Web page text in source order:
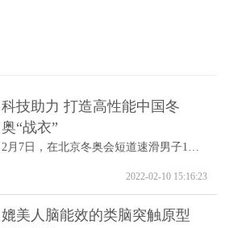
科技助力 打造高性能中国冬
奥“战衣”
2022-02-10 15:16:23
媲美人脑能效的类脑突触原型